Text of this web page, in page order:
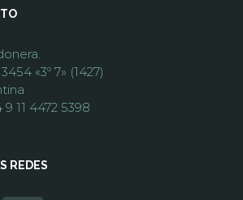
«3º 7» (1427)
9 11 4472 5398
REDES